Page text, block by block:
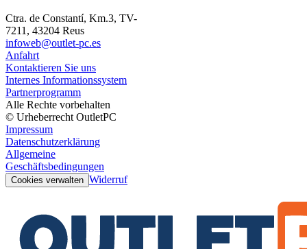
Ctra. de Constantí, Km.3, TV-
7211, 43204 Reus
infoweb@outlet-pc.es
Anfahrt
Kontaktieren Sie uns
Internes Informationssystem
Partnerprogramm
Alle Rechte vorbehalten
© Urheberrecht OutletPC
Impressum
Datenschutzerklärung
Allgemeine
Geschäftsbedingungen
Cookies verwalten Widerruf